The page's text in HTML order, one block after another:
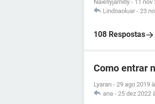
Naiellyjamilly - 11 nov
Lindoaoluar - 23
108 Respostas
Como entrar
Lyaran - 29 ago 2019
ana - 25 dez 2022